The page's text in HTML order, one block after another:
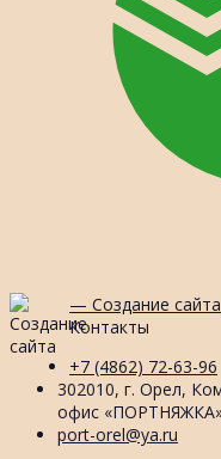
— Создание сайта
Контакты
+7 (4862) 72-63-96
302010, г. Орел,
офис
port-orel@ya.ru